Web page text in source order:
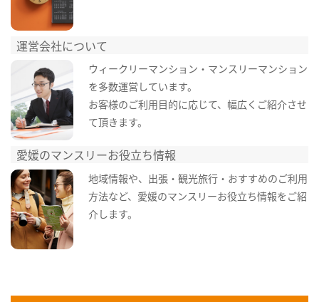
運営会社について
ウィークリーマンション・マンスリーマンション
を多数運営しています。
お客様のご利用目的に応じて、幅広くご紹介させ
て頂きます。
愛媛のマンスリーお役立ち情報
地域情報や、出張・観光旅行・おすすめのご利用
方法など、愛媛のマンスリーお役立ち情報をご紹
介します。